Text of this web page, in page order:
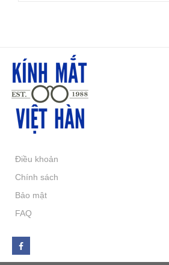
Điều khoản
Chính sách
Bảo mật
FAQ